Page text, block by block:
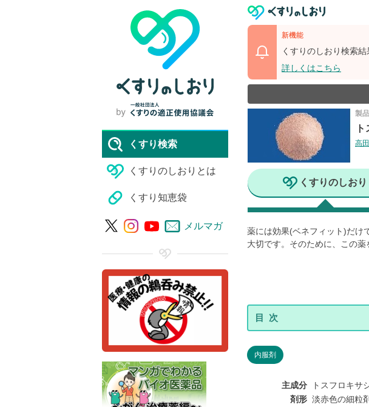
新機能
くすりのしおり検索
詳しくはこちら
くすり検索
くすりのしおりとは
くすり知恵袋
メルマガ
製
高
くすりのしおり
薬には効果(ベネフィット)だけ
大切です。そのために、この薬
内服剤
主成分
トスフロキサ
剤形 淡赤色の細粒剤